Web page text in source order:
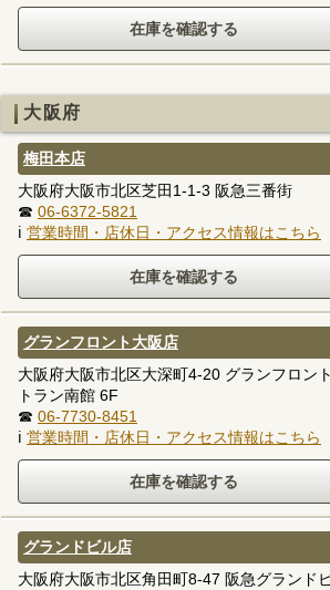
大阪府
梅田本店
大阪府大阪市北区芝田1-1-3 阪急三番街
☎ 06-6372-5821
ℹ 営業時間・店休日・アクセス情報はこちら
グランフロント大阪店
大阪府大阪市北区大深町4-20 グランフロン
トラン南館 6F
☎ 06-7730-8451
ℹ 営業時間・店休日・アクセス情報はこちら
グランドビル店
大阪府大阪市北区角田町8-47 阪急グランド